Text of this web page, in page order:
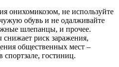
онихомикозом, не используйте
обувь и не одалживайте
шлепанцы, и прочее.
риск заражения,
общественных мест –
спортзале, гостиниц.